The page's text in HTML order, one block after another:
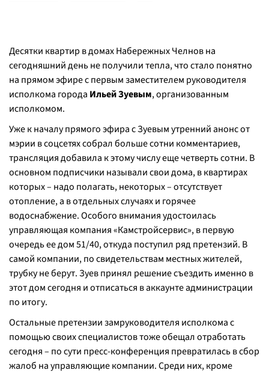
Десятки квартир в домах Набережных Челнов на
сегодняшний день не получили тепла, что стало понятно
на прямом эфире с первым заместителем руководителя
исполкома города Ильей Зуевым, организованным
исполкомом.
Уже к началу прямого эфира с Зуевым утренний анонс от
мэрии в соцсетях собрал больше сотни комментариев,
трансляция добавила к этому числу еще четверть сотни. В
основном подписчики называли свои дома, в квартирах
которых – надо полагать, некоторых – отсутствует
отопление, а в отдельных случаях и горячее
водоснабжение. Особого внимания удостоилась
управляющая компания «Камстройсервис», в первую
очередь ее дом 51/40, откуда поступил ряд претензий. В
самой компании, по свидетельствам местных жителей,
трубку не берут. Зуев принял решение съездить именно в
этот дом сегодня и отписаться в аккаунте администрации
по итогу.
Остальные претензии замруководителя исполкома с
помощью своих специалистов тоже обещал отработать
сегодня – по сути пресс-конференция превратилась в сбор
жалоб на управляющие компании. Среди них, кроме